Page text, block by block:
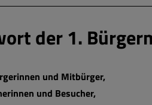
der 1.
und Mitbürger,
und Besucher,